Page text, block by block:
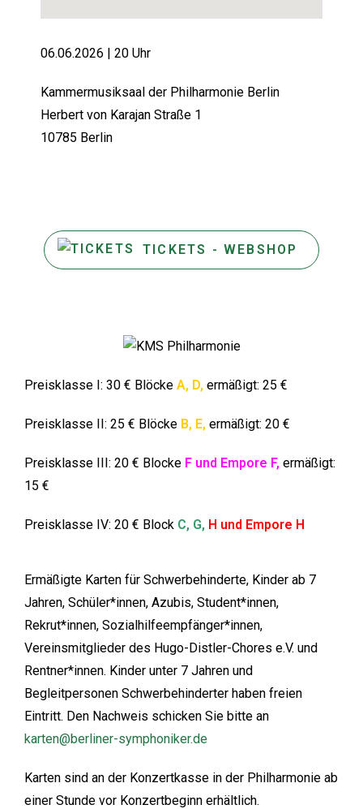
06.06.2026 | 20 Uhr
Kammermusiksaal der Philharmonie Berlin
Herbert von Karajan Straße 1
10785 Berlin
TICKETS - WEBSHOP
Preisklasse I: 30 € Blöcke A, D, ermäßigt: 25 €
Preisklasse II: 25 € Blöcke B, E, ermäßigt: 20 €
Preisklasse III: 20 € Blocke F und Empore F, ermäßigt:
15 €
Preisklasse IV: 20 € Block C, G, H und Empore H
Ermäßigte Karten für Schwerbehinderte, Kinder ab 7
Jahren, Schüler*innen, Azubis, Student*innen,
Rekrut*innen, Sozialhilfeempfänger*innen,
Vereinsmitglieder des Hugo-Distler-Chores e.V. und
Rentner*innen. Kinder unter 7 Jahren und
Begleitpersonen Schwerbehinderter haben freien
Eintritt. Den Nachweis schicken Sie bitte an
karten@berliner-symphoniker.de
Karten sind an der Konzertkasse in der Philharmonie ab
einer Stunde vor Konzertbeginn erhältlich.